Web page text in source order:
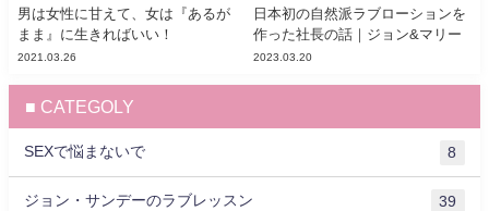
男は女性に甘えて、女は『あるが
まま』に生きればいい！
2021.03.26
日本初の自然派ラブローションを
作った社長の話｜ジョン&マリー
2023.03.20
■ CATEGOLY
SEXで悩まないで 8
ジョン・サンデーのラブレッスン 39